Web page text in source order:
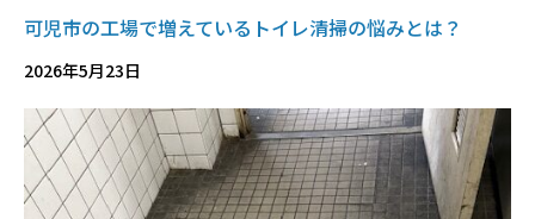
可児市の工場で増えているトイレ清掃の悩みとは？
2026年5月23日